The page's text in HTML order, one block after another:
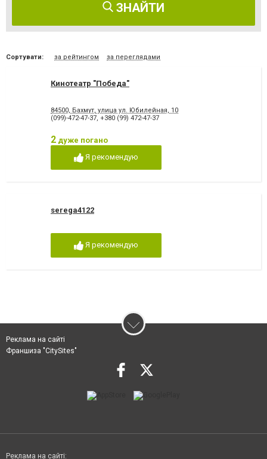
ЗНАЙТИ
Сортувати: за рейтингом за переглядами
Кинотеатр "Победа"
84500, Бахмут, улица ул. Юбилейная, 10
(099)-472-47-37, +380 (99) 472-47-37
2 дуже погано
Я рекомендую
serega4122
Я рекомендую
Реклама на сайті
Франшиза "CitySites"
Реклама на сайті: